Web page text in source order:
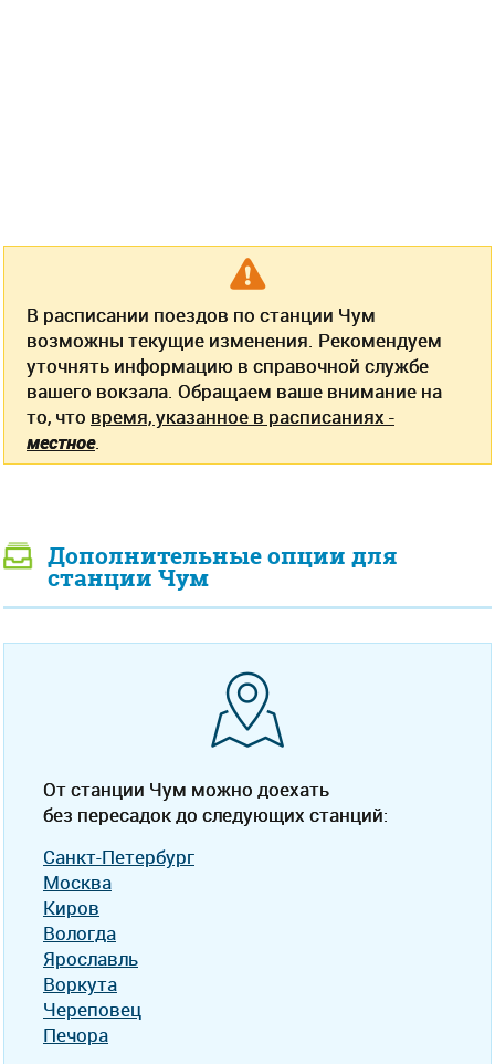
В расписании поездов по станции Чум
возможны текущие изменения. Рекомендуем
уточнять информацию в справочной службе
вашего вокзала. Обращаем ваше внимание на
то, что время, указанное в расписаниях -
местное.
Дополнительные опции для
станции Чум
От станции Чум можно доехать
без пересадок до следующих станций:
Санкт-Петербург
Москва
Киров
Вологда
Ярославль
Воркута
Череповец
Печора